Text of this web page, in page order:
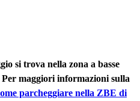
si trova nella zona a basse
maggiori informazioni sulla
parcheggiare nella ZBE di